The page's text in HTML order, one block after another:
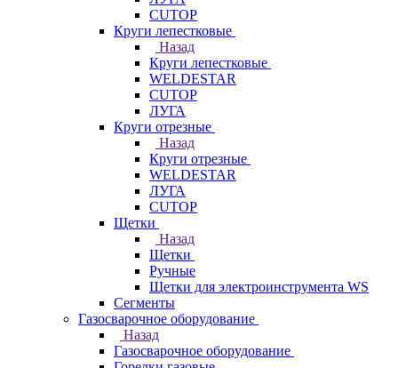
CUTOP
Круги лепестковые
Назад
Круги лепестковые
WELDESTAR
CUTOP
ЛУГА
Круги отрезные
Назад
Круги отрезные
WELDESTAR
ЛУГА
CUTOP
Щетки
Назад
Щетки
Ручные
Щетки для электроинструмента WS
Сегменты
Газосварочное оборудование
Назад
Газосварочное оборудование